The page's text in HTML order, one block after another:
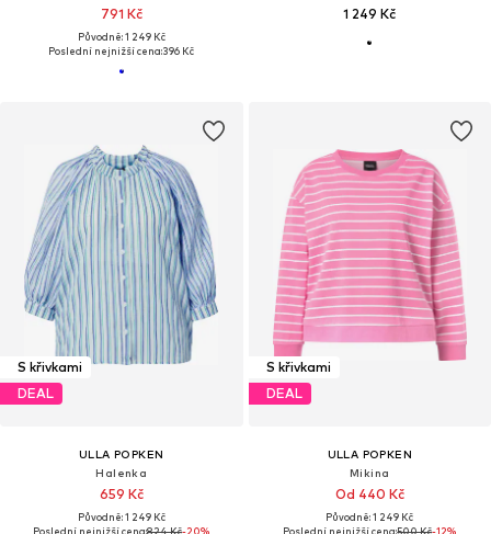
791 Kč
Původně: 1 249 Kč
Poslední nejnižší cena:396 Kč
1 249 Kč
S křivkami
DEAL
ULLA POPKEN
Halenka
659 Kč
Původně: 1 249 Kč
Poslední nejnižší cena:824 Kč-20%
S křivkami
DEAL
ULLA POPKEN
Mikina
Od 440 Kč
Původně: 1 249 Kč
Poslední nejnižší cena:500 Kč-12%